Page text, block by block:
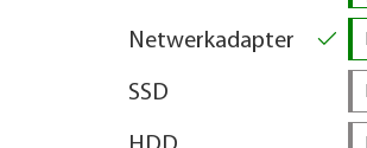
Netwerkadapter
SSD